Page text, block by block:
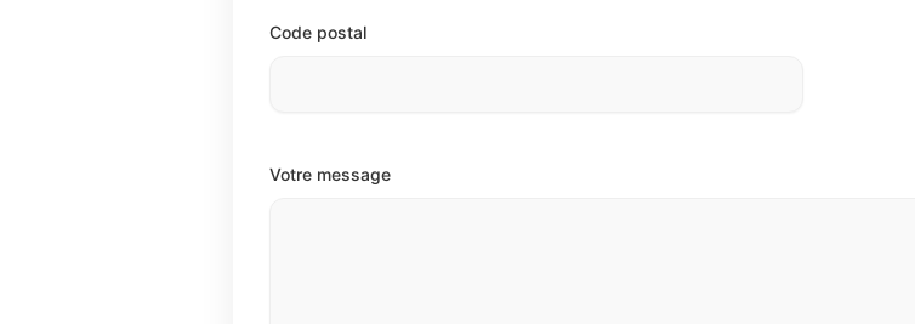
Code postal
Votre message